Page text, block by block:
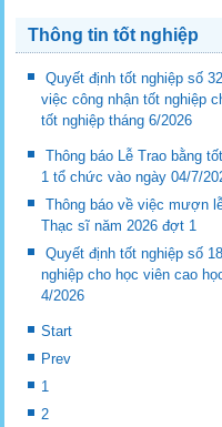
Thông tin tốt nghiệp
Quyết định tốt nghiệp số
việc công nhận tốt nghiệp
tốt nghiệp tháng 6/2026
Thông báo Lễ Trao bằng
1 tổ chức vào ngày 04/7/
Thông báo về việc mượn
Thạc sĩ năm 2026 đợt 1
Quyết định tốt nghiệp số
nghiệp cho học viên cao
4/2026
Start
Prev
1
2